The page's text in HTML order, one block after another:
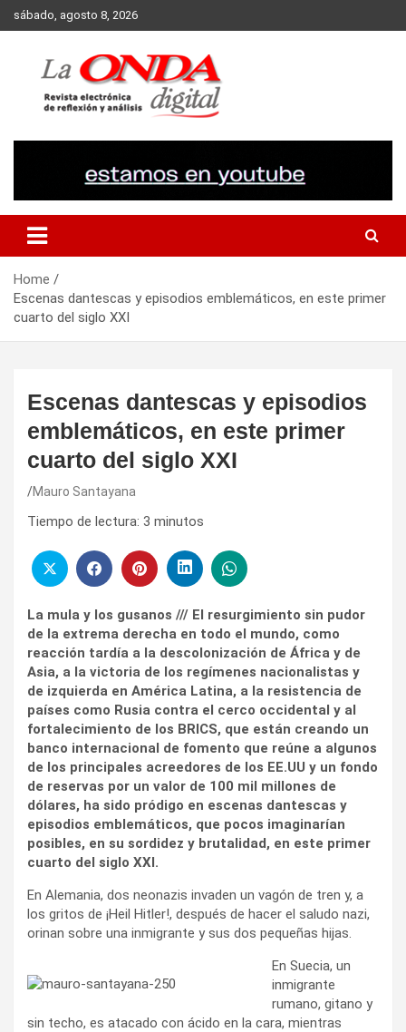
Skip
to
sábado, agosto 8, 2026
Home
Escenas dantescas y episodios emblemáticos, en este primer
cuarto del siglo XXI
Escenas dantescas y episodios
emblemáticos, en este primer
cuarto del siglo XXI
Mauro Santayana
Tiempo de lectura: 3 minutos
La mula y los gusanos /// El resurgimiento sin pudor
de la extrema derecha en todo el mundo, como
reacción tardía a la descolonización de África y de
Asia, a la victoria de los regímenes nacionalistas y
de izquierda en América Latina, a la resistencia de
países como Rusia contra el cerco occidental y al
fortalecimiento de los BRICS, que están creando un
banco internacional de fomento que reúne a algunos
de los principales acreedores de los EE.UU y un fondo
de reservas por un valor de 100 mil millones de
dólares, ha sido pródigo en escenas dantescas y
episodios emblemáticos, que pocos imaginarían
posibles, en su sordidez y brutalidad, en este primer
cuarto del siglo XXI.
En Alemania, dos neonazis invaden un vagón de tren y, a
los gritos de ¡Heil Hitler!, después de hacer el saludo nazi,
orinan sobre una inmigrante y sus dos pequeñas hijas.
En Suecia, un
inmigrante
rumano, gitano y
sin techo, es atacado con ácido en la cara, mientras